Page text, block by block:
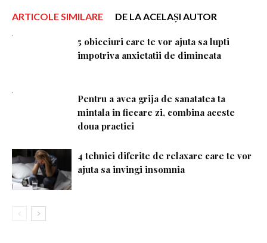
ARTICOLE SIMILARE DE LA ACELAȘI AUTOR
5 obiceiuri care te vor ajuta sa lupti
impotriva anxietatii de dimineata
Pentru a avea grija de sanatatea ta
mintala in fiecare zi, combina aceste
doua practici
4 tehnici diferite de relaxare care te vor
ajuta sa invingi insomnia